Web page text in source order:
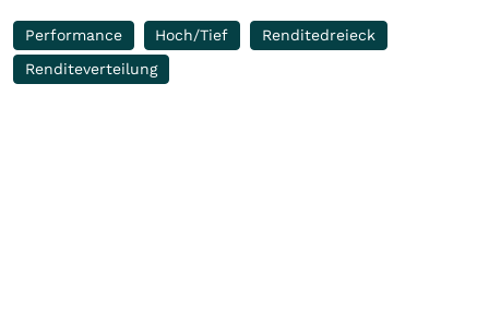
Performance Hoch/Tief
Renditedreieck
Renditeverteilung